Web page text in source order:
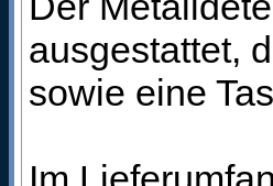
ausgestattet,
sowie eine